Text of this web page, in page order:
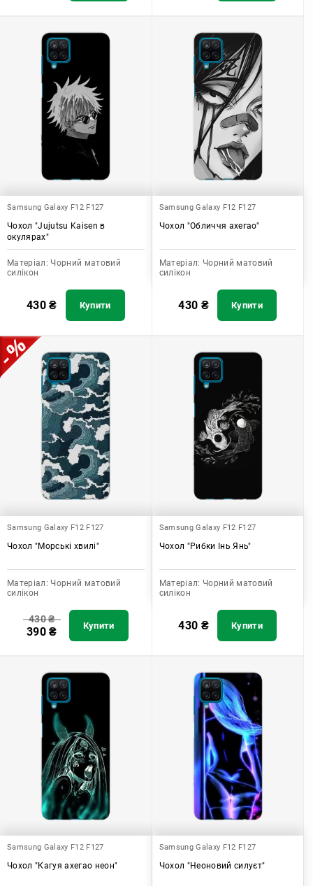
Samsung Galaxy F12 F127
Чохол "Jujutsu Kaisen в
окулярах"
Матеріал: Чорний матовий
силікон
430₴ Купити
Samsung Galaxy F12 F127
Чохол "Обличчя ахегао"
Матеріал: Чорний матовий
силікон
430 ₴ Купити
Samsung Galaxy F12 F127
Чохол "Морські хвилі"
Матеріал: Чорний матовий
силікон
430₴
390₴ Купити
Samsung Galaxy F12 F127
Чохол "Рибки Інь Янь"
Матеріал: Чорний матовий
силікон
430 ₴ Купити
Samsung Galaxy F12 F127
Чохол "Кагуя ахегао неон"
Samsung Galaxy F12 F127
Чохол "Неоновий силуєт"